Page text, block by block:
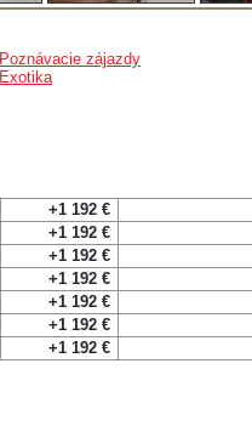
Poznávacie zájazdy
Exotika
+1 192 €
+1 192 €
+1 192 €
+1 192 €
+1 192 €
+1 192 €
+1 192 €